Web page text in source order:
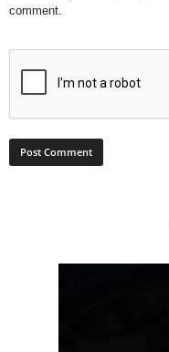
comment.